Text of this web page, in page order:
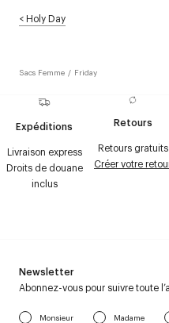
<Holy Day
Sacs Femme / Friday
Expéditions
Livraison express
Droits de douane
inclus
Retours
Retours gratuits
Créer votre
Newsletter
Abonnez-vous pour suivre toute
Monsieur Madame